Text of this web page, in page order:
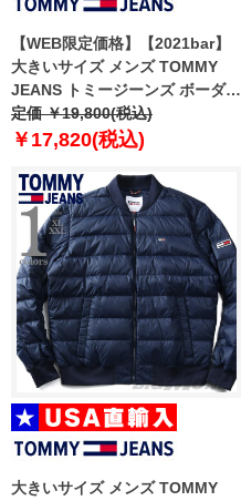
【WEB限定価格】【2021bar】
大きいサイズ メンズ TOMMY
JEANS トミージーンズ ボーダー
柄 プルオーバー パーカー USA直
輸入 dm0dm09651
定価 ￥19,800(税込)
￥17,820(税込)
大きいサイズ メンズ TOMMY